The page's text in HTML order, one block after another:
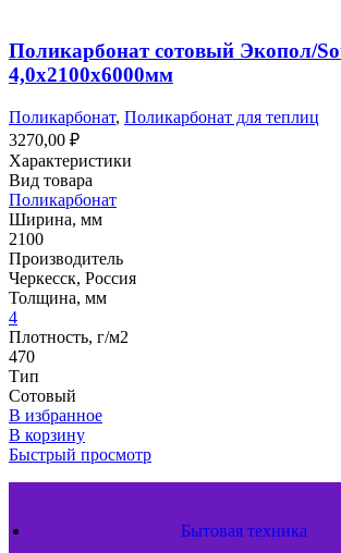
Поликарбонат сотовый Экопол/
4,0х2100х6000мм
Поликарбонат, Поликарбонат для теплиц
3270,00 ₽
Характеристики
Вид товара
Поликарбонат
Ширина, мм
2100
Производитель
Черкесск, Россия
Толщина, мм
4
Плотность, г/м2
470
Тип
Сотовый
В избранное
В корзину
Быстрый просмотр
Бытовая техника